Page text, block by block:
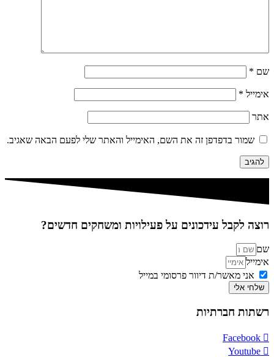
שם *
אימייל *
אתר
שמור בדפדפן זה את השם, האימייל והאתר שלי לפעם הבאה שאגיב.
רוצה לקבל עידכונים על פעילויות ומשחקים חדשים?
שם
אימייל
אני מאשר/ת דיוור פרסומי במייל
שלחי אלי
רשתות חברתיות
Facebook
Youtube